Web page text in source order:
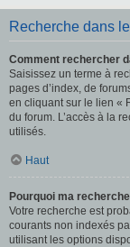
Recherche dans
Comment rechercher
Saisissez un terme à
pages d’index, de
en cliquant sur le lien «
du forum. L’accès à la
utilisés.
Haut
Pourquoi ma
Votre recherche est
courants non indexés
utilisant les options